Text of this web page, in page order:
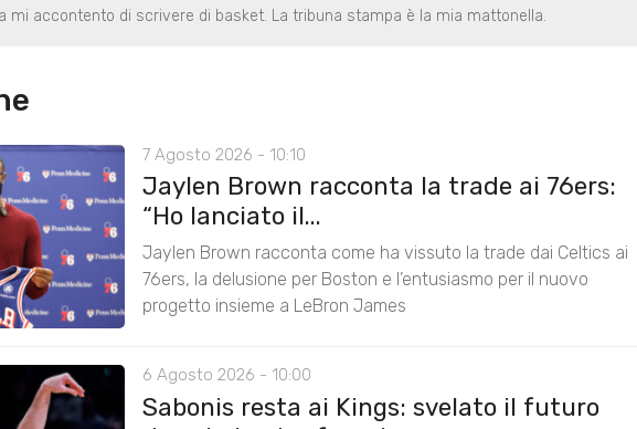
mi accontento di scrivere di basket. La tribuna stampa è la mia mattonella.
7 Agosto 2026 - 10:10
Jaylen Brown racconta la trade ai 76ers:
“Ho lanciato il...
Jaylen Brown racconta come ha vissuto la trade dai Celtics ai
76ers, la delusione per Boston e l’entusiasmo per il nuovo
progetto insieme a LeBron James
6 Agosto 2026 - 10:00
Sabonis resta ai Kings: svelato il futuro